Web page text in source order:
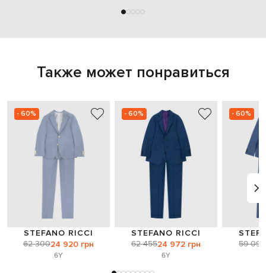
Также может понравиться
- 60%
STEFANO RICCI
62 30024 920 грн
6Y
- 60%
STEFANO RICCI
62 45524 972 грн
6Y
- 60%
59 094